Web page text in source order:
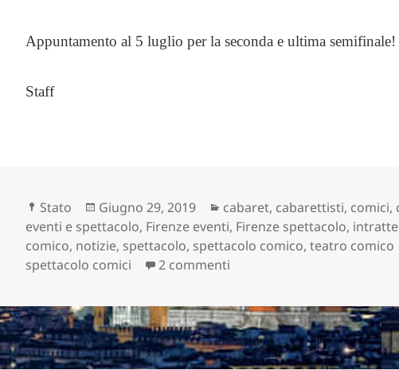
Appuntamento al 5 luglio per la seconda e ultima semifinale!
Staff
Formato
Stato
Scritto
il
Giugno 29, 2019 Categorie
cabaret, cabarettisti, comici,
eventi e spettacolo, Firenze eventi, Firenze spettacolo,
comico, notizie, spettacolo, spettacolo comico,teatro comico
spettacolo comici
2 commenti su SI E’ SVOLTA LA PRIMA